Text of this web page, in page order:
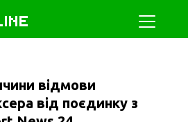
відмови
від поєдинку з